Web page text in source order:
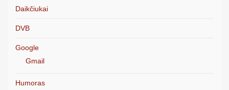
Daikčiukai
DVB
Google
Gmail
Humoras